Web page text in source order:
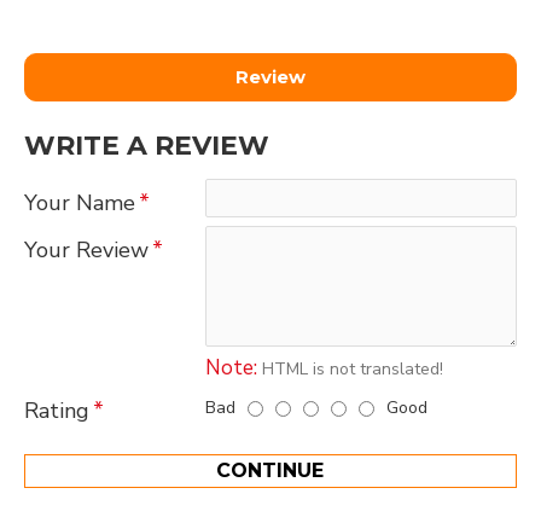
Review
WRITE A REVIEW
Your Name
Your Review
Note: HTML is not translated!
Rating Bad Good
CONTINUE